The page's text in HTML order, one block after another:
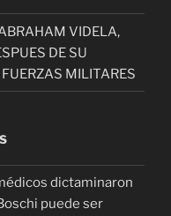
VIDELA,
DE SU
MILITARES
dictaminaron
puede ser